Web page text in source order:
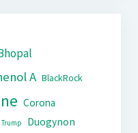
A BlackRock
Corona
Duogynon